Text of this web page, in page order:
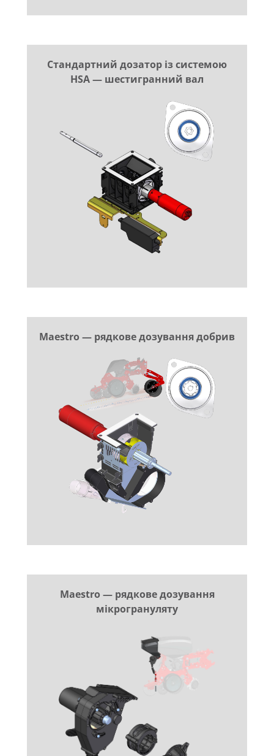
Стандартний дозатор із системою
HSA — шестигранний вал
Maestro — рядкове дозування добрив
Maestro — рядкове дозування
мікрогрануляту